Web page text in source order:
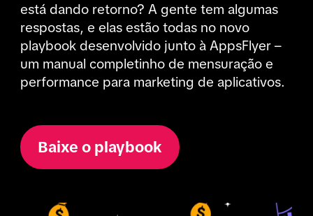
está dando retorno? A gente tem algumas
respostas, e elas estão todas no novo
playbook desenvolvido junto à AppsFlyer –
um manual completinho de mensuração e
performance para marketing de aplicativos.
Baixe o playbook